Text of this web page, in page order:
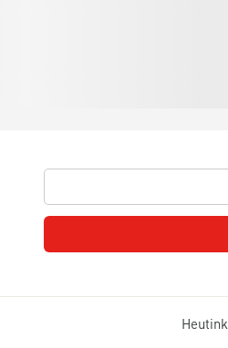
Heutink